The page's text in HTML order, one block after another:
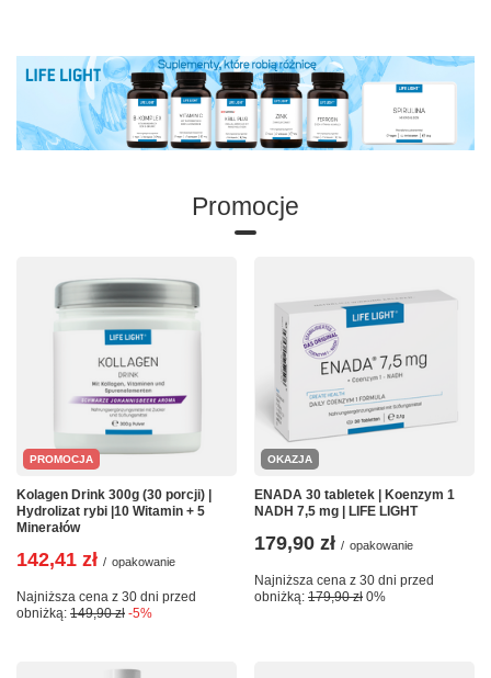
Promocje
PROMOCJA
Kolagen Drink 300g (30 porcji) |
Hydrolizat rybi |10 Witamin + 5
Minerałów
142,41 zł / opakowanie
Najniższa cena z 30 dni przed
obniżką: 149,90 zł -5%
OKAZJA
ENADA 30 tabletek | Koenzym 1
NADH 7,5 mg | LIFE LIGHT
179,90 zł / opakowanie
Najniższa cena z 30 dni przed
obniżką: 179,90 zł 0%